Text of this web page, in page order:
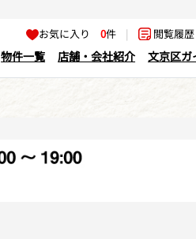
お気に入り0件 | 閲覧履
物件一覧 店舗・会社紹介 文京区ガ